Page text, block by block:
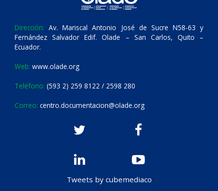
Dirección: Av. Mariscal Antonio José de Sucre N58-63 y
Fernández Salvador Edif. Olade – San Carlos, Quito –
Ecuador.
Web: www.olade.org
Teléfono: (593 2) 259 8122 / 2598 280
Correo: centro.documentacion@olade.org
Tweets by cubemediaco